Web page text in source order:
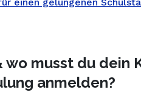
wo musst du dein
anmelden?